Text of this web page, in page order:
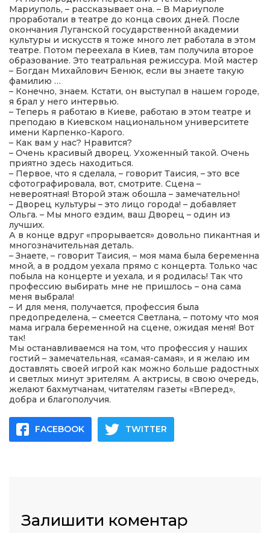
Мариуполь, – рассказывает она. – В Мариуполе
проработали в театре до конца своих дней. После
окончания Луганской государственной академии
культуры и искусств я тоже много лет работала в этом
театре. Потом переехала в Киев, там получила второе
образование. Это театральная режиссура. Мой мастер
– Богдан Михайлович Бенюк, если вы знаете такую
фамилию …
– Конечно, знаем. Кстати, он выступал в нашем городе,
я брал у него интервью.
– Теперь я работаю в Киеве, работаю в этом театре и
преподаю в Киевском национальном университете
имени Карпенко-Карого.
– Как вам у нас? Нравится?
– Очень красивый дворец. Ухоженный такой. Очень
приятно здесь находиться.
– Первое, что я сделала, – говорит Таисия, – это все
сфотографировала, вот, смотрите. Сцена –
невероятная! Второй этаж обошла – замечательно!
– Дворец культуры – это лицо города! – добавляет
Ольга. – Мы много ездим, ваш Дворец – один из
лучших.
А в конце вдруг «прорывается» довольно пикантная и
многозначительная деталь.
– Знаете, – говорит Таисия, – моя мама была беременна
мной, а в роддом уехала прямо с концерта. Только час
побыла на концерте и уехала, и я родилась! Так что
профессию выбирать мне не пришлось – она сама
меня выбрала!
– И для меня, получается, профессия была
предопределена, – смеется Светлана, – потому что моя
мама играла беременной на сцене, ожидая меня! Вот
так!
Мы останавливаемся на том, что профессия у наших
гостий – замечательная, «самая-самая», и я желаю им
доставлять своей игрой как можно больше радостных
и светлых минут зрителям. А актрисы, в свою очередь,
желают бахмутчанам, читателям газеты «Вперед»,
добра и благополучия.
FACEBOOK TWITTER
Залишити коментар